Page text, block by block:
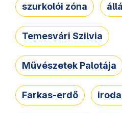
szurkolói zóna
Temesvári Szilvia
Művészetek Palotája
Farkas-erdő